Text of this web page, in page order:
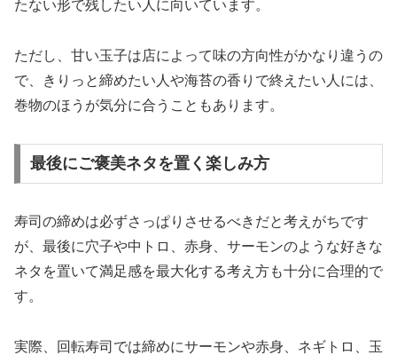
たない形で残したい人に向いています。
ただし、甘い玉子は店によって味の方向性がかなり違うの
で、きりっと締めたい人や海苔の香りで終えたい人には、
巻物のほうが気分に合うこともあります。
最後にご褒美ネタを置く楽しみ方
寿司の締めは必ずさっぱりさせるべきだと考えがちです
が、最後に穴子や中トロ、赤身、サーモンのような好きな
ネタを置いて満足感を最大化する考え方も十分に合理的で
す。
実際、回転寿司では締めにサーモンや赤身、ネギトロ、玉